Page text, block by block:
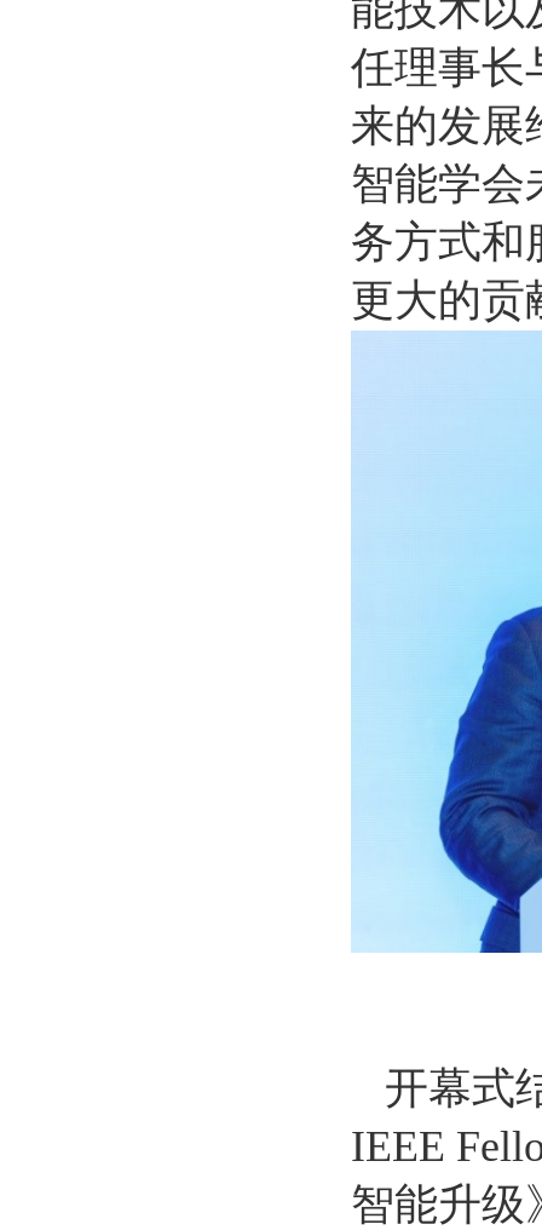
能技术以
任理事长
来的发展
智能学会
务方式和
更大的贡
开幕式
IEEE
智能升级